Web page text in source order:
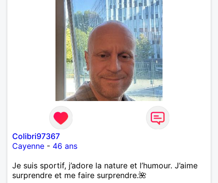
Colibri97367
Cayenne - 46 ans
Je suis sportif, j’adore la nature et l’humour. J’aime
surprendre et me faire surprendre.🌺